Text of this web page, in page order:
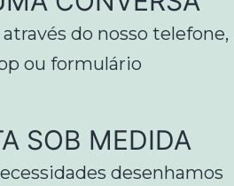
do nosso telefone,
ou formulário
SOB MEDIDA
desenhamos